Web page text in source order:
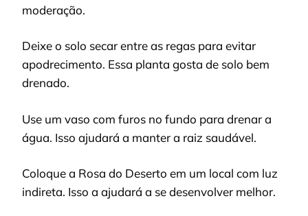
moderação.
Deixe o solo secar entre as regas para evitar
apodrecimento. Essa planta gosta de solo bem
drenado.
Use um vaso com furos no fundo para drenar a
água. Isso ajudará a manter a raiz saudável.
Coloque a Rosa do Deserto em um local com luz
indireta. Isso a ajudará a se desenvolver melhor.